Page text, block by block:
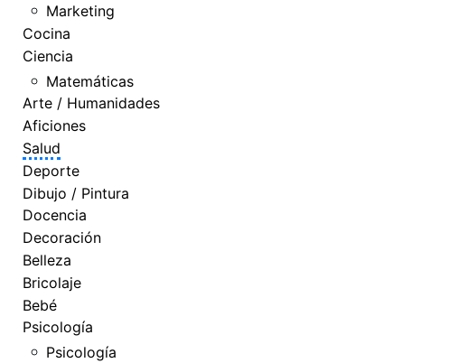
Marketing
Cocina
Ciencia
Matemáticas
Arte / Humanidades
Aficiones
Salud
Deporte
Dibujo / Pintura
Docencia
Decoración
Belleza
Bricolaje
Bebé
Psicología
Psicología